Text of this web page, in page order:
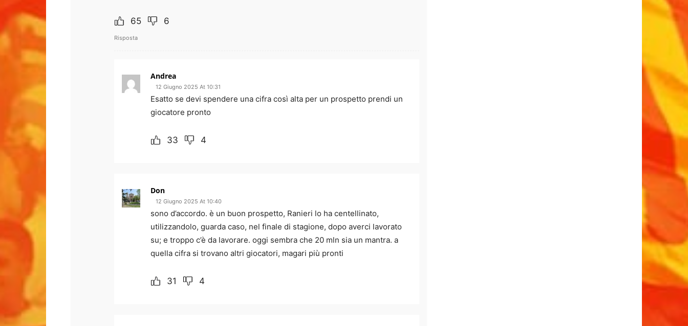
65 6
Risposta
Andrea
12 Giugno 2025 At 10:31
Esatto se devi spendere una cifra così alta per un prospetto prendi un
giocatore pronto
33 4
Don
12 Giugno 2025 At 10:40
sono d’accordo. è un buon prospetto, Ranieri lo ha centellinato,
utilizzandolo, guarda caso, nel finale di stagione, dopo averci lavorato
su; e troppo c’è da lavorare. oggi sembra che 20 mln sia un mantra. a
quella cifra si trovano altri giocatori, magari più pronti
31 4